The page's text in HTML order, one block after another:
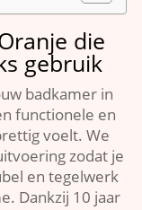
die
gebruik
badkamer in
functionele en
voelt. We
zodat je
en tegelwerk
Dankzij 10 jaar